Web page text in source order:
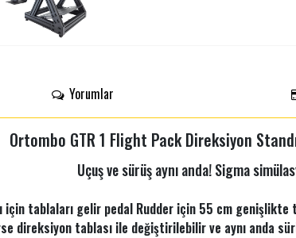
Yorumlar
Ortombo GTR 1 Flight Pack Direksiyon
Uçuş ve sürüş aynı anda! Sigma
tablaları gelir pedal Rudder için 55 cm genişlikte
direksiyon tablası ile değiştirilebilir ve aynı anda